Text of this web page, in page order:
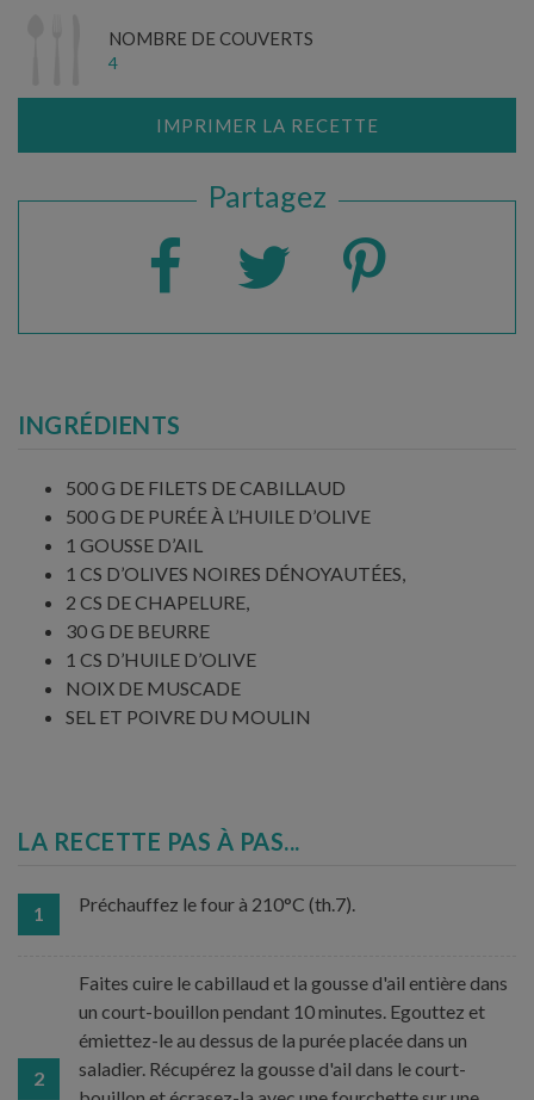
NOMBRE DE COUVERTS
4
IMPRIMER LA RECETTE
Partagez
INGRÉDIENTS
500 G DE FILETS DE CABILLAUD
500 G DE PURÉE À L’HUILE D’OLIVE
1 GOUSSE D’AIL
1 CS D’OLIVES NOIRES DÉNOYAUTÉES,
2 CS DE CHAPELURE,
30 G DE BEURRE
1 CS D’HUILE D’OLIVE
NOIX DE MUSCADE
SEL ET POIVRE DU MOULIN
LA RECETTE PAS À PAS...
1 Préchauffez le four à 210°C (th.7).
2
Faites cuire le cabillaud et la gousse d'ail entière dans
un court-bouillon pendant 10 minutes. Egouttez et
émiettez-le au dessus de la purée placée dans un
saladier. Récupérez la gousse d'ail dans le court-